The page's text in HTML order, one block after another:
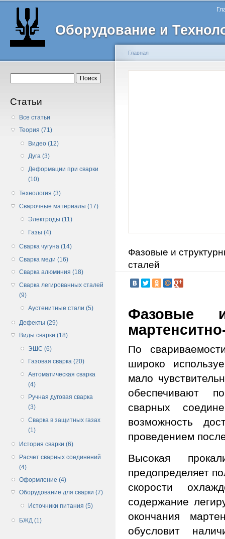
Оборудование и
Главное меню
Статьи
Все статьи
Теория (71)
Видео (12)
Дуга (3)
Деформации при сварки
(10)
Технология (3)
Сварочные материалы (17)
Электроды (11)
Газы (4)
Сварка чугуна (14)
Сварка меди (16)
Сварка алюминия (18)
Сварка легированных сталей
(9)
Аустенитные стали (5)
Дефекты (29)
Виды сварки (18)
ЭШС (6)
Газовая сварка (20)
Автоматическая сварка
(4)
Ручная дуговая сварка
(3)
Сварка в защитных газах
(1)
История сварки (6)
Расчет сварных соединений
(4)
Оформление (4)
Оборудование для сварки (7)
Источники питания (5)
БЖД (1)
Главная
Фазовые и
сталей
Фазовые
По
широко
мало
обеспечивают
сварных
возможность
проведением
Высокая
предопределяет
скорости
содержание
окончания
обусловит